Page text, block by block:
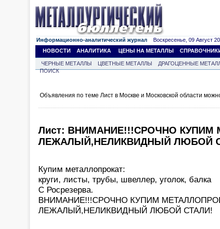
Информационно-аналитический журнал Воскресенье, 09 Август
НОВОСТИ
АНАЛИТИКА ЦЕНЫ НА МЕТАЛЛЫ
ЧЕРНЫЕ МЕТАЛЛЫ ЦВЕТНЫЕ МЕТАЛЛЫ
ДРАГОЦЕННЫЕ
ПОИСК
Объявления по теме Лист в Москве и Московской области
Лист: ВНИМАНИЕ!!!СРОЧНО КУПИМ
ЛЕЖАЛЫЙ,НЕЛИКВИДНЫЙ ЛЮБОЙ
Купим металлопрокат:
круги, листы, трубы, швеллер, уголок, балка
С Росрезерва.
ВНИМАНИЕ!!!СРОЧНО КУПИМ
ЛЕЖАЛЫЙ,НЕЛИКВИДНЫЙ ЛЮБОЙ СТАЛИ!